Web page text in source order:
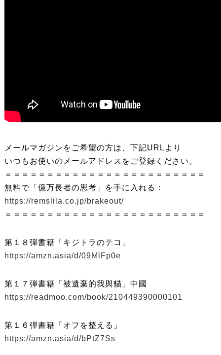
メールマガジンをご希望の方は、下記URLより
いつもお使いのメールアドレスをご登録ください。
＝＝＝＝＝＝＝＝＝＝＝＝＝＝＝＝＝＝＝＝＝＝＝＝
無料で「億万長者の思考」を手に入れる：
https://remslila.co.jp/brakeout/
＝＝＝＝＝＝＝＝＝＝＝＝＝＝＝＝＝＝＝＝＝＝＝＝
第１８弾書籍「キジトラのテコ」
https://amzn.asia/d/09MlFp0e
第１７弾書籍「被遺棄的我與貓」中國
https://readmoo.com/book/210449390000101
第１６弾書籍「オフを整える」
https://amzn.asia/d/bPtZ7Ss